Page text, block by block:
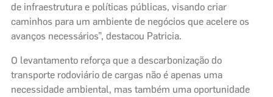
de infraestrutura e políticas públicas, visando criar
caminhos para um ambiente de negócios que acelere os
avanços necessários”, destacou Patricia.
O levantamento reforça que a descarbonização do
transporte rodoviário de cargas não é apenas uma
necessidade ambiental, mas também uma oportunidade